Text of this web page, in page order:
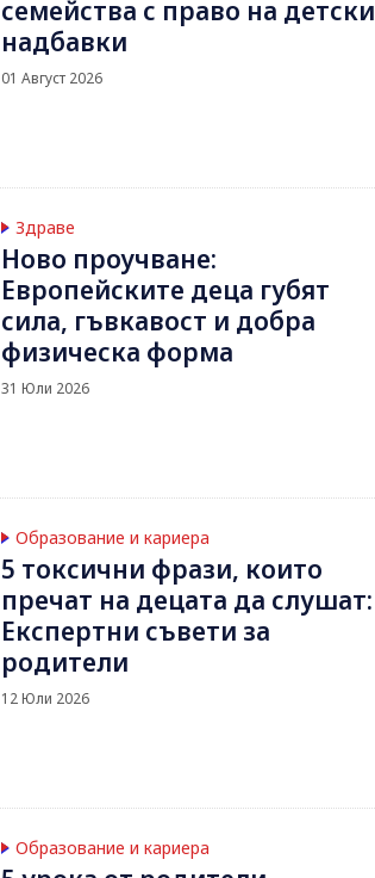
семейства с право на детски
надбавки
01 Август 2026
Здраве
Ново проучване:
Европейските деца губят
сила, гъвкавост и добра
физическа форма
31 Юли 2026
Образование и кариера
5 токсични фрази, които
пречат на децата да слушат:
Експертни съвети за
родители
12 Юли 2026
Образование и кариера